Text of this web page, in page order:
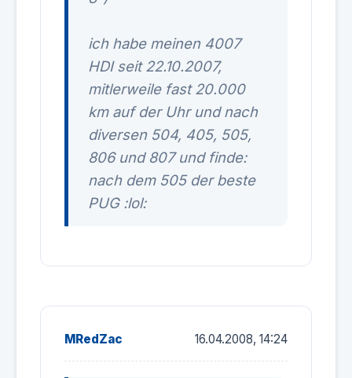
ich habe meinen 4007
HDI seit 22.10.2007,
mitlerweile fast 20.000
km auf der Uhr und nach
diversen 504, 405, 505,
806 und 807 und finde:
nach dem 505 der beste
PUG :lol:
MRedZac 16.04.2008, 14:24